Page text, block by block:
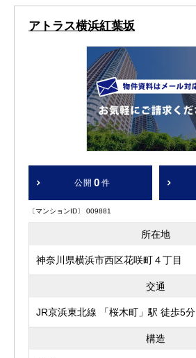
アトラス横浜紅葉坂
公開 0 件
〔マンションID〕 009881
所在地
神奈川県横浜市西区花咲町４丁目
交通
JR京浜東北線 「桜木町」駅 徒歩5分
構造